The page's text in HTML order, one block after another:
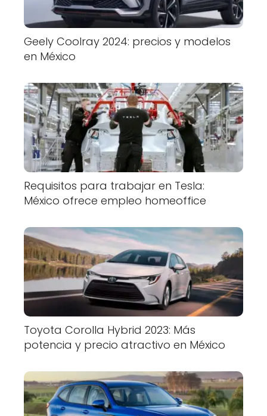
Geely Coolray 2024: precios y modelos
en México
Requisitos para trabajar en Tesla:
México ofrece empleo homeoffice
Toyota Corolla Hybrid 2023: Más
potencia y precio atractivo en México